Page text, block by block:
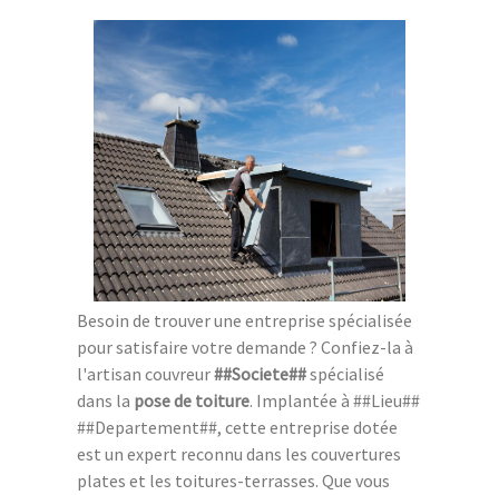
Besoin de trouver une entreprise spécialisée
pour satisfaire votre demande ? Confiez-la à
l'artisan couvreur##Societe##spécialisé
dans la pose de toiture. Implantée à ##Lieu##
##Departement##, cette entreprise dotée
est un expert reconnu dans les couvertures
plates et les toitures-terrasses. Que vous